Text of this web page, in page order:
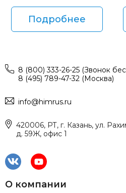
Подробнее
8 (800) 333-26-25 (Звонок
8 (495) 789-47-32 (Москва)
info@himrus.ru
420006, РТ, г. Казань, ул.
д. 59Ж, офис 1
О компании